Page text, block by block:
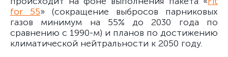
for 55» (сокращение выбросов парниковых
газов минимум на 55% до 2030 года по
сравнению с 1990-м) и планов по достижению
климатической нейтральности к 2050 году.